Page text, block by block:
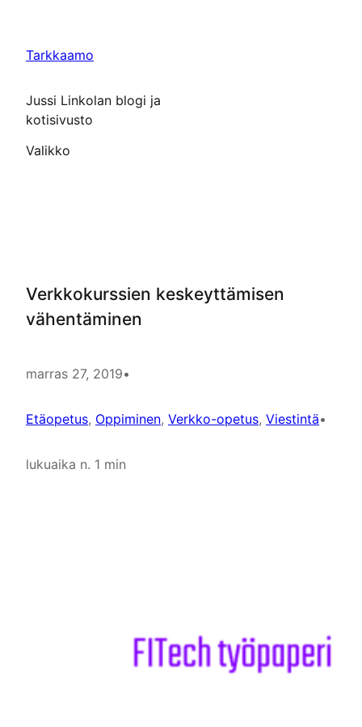
Tarkkaamo
Jussi Linkolan blogi ja
kotisivusto
Valikko
Verkkokurssien keskeyttämisen
vähentäminen
marras 27, 2019•
Etäopetus, Oppiminen, Verkko-opetus, Viestintä•
lukuaika n. 1 min